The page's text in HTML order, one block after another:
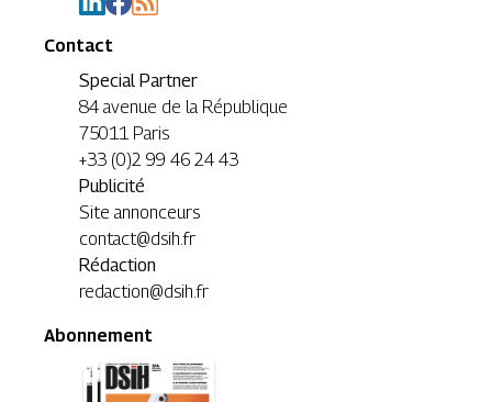
Contact
Special Partner
84 avenue de la République
75011 Paris
+33 (0)2 99 46 24 43
Publicité
Site annonceurs
contact@dsih.fr
Rédaction
redaction@dsih.fr
Abonnement